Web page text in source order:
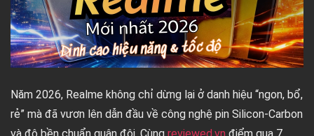
Năm 2026, Realme không chỉ dừng lại ở danh hiệu “ngon, bổ,
rẻ” mà đã vươn lên dẫn đầu về công nghệ pin Silicon-Carbon